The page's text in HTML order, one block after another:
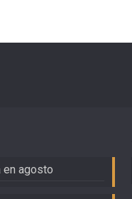
en agosto